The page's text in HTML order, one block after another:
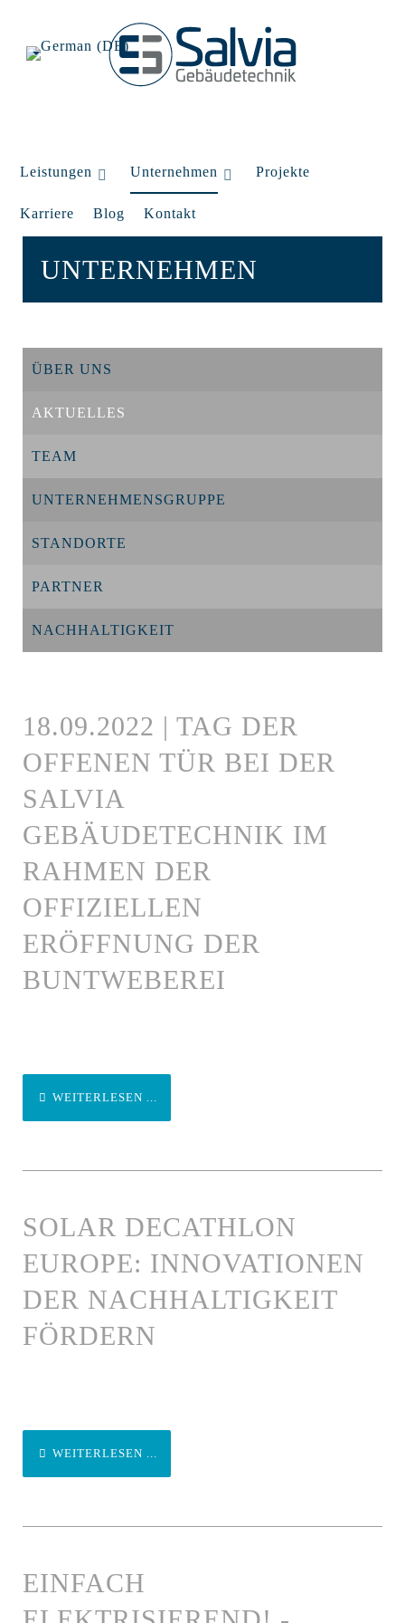
Leistungen Unternehmen Projekte
Karriere Blog Kontakt
UNTERNEHMEN
ÜBER UNS
AKTUELLES
TEAM
UNTERNEHMENSGRUPPE
STANDORTE
PARTNER
NACHHALTIGKEIT
18.09.2022 | TAG DER
OFFENEN TÜR BEI DER
SALVIA
GEBÄUDETECHNIK IM
RAHMEN DER
OFFIZIELLEN
ERÖFFNUNG DER
BUNTWEBEREI
WEITERLESEN ...
SOLAR DECATHLON
EUROPE: INNOVATIONEN
DER NACHHALTIGKEIT
FÖRDERN
WEITERLESEN ...
EINFACH